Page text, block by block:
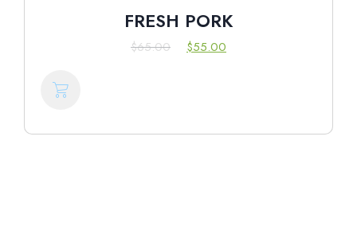
FRESH PORK
$65.00 $55.00